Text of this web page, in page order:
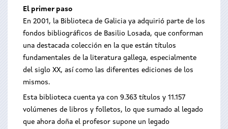
El primer paso
En 2001, la Biblioteca de Galicia ya adquirió parte de los
fondos bibliográficos de Basilio Losada, que conforman
una destacada colección en la que están títulos
fundamentales de la literatura gallega, especialmente
del siglo XX, así como las diferentes ediciones de los
mismos.
Esta biblioteca cuenta ya con 9.363 títulos y 11.157
volúmenes de libros y folletos, lo que sumado al legado
que ahora doña el profesor supone un legado